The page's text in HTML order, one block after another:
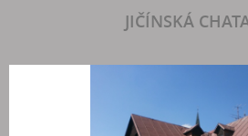
JIČÍNSKÁ